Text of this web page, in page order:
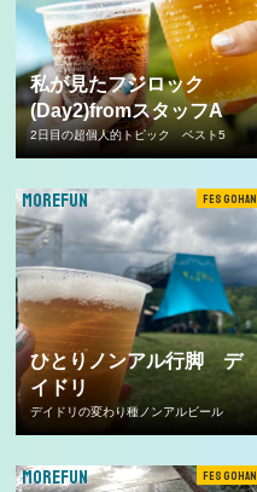
私が見たフジロック
(Day2)fromスタッフA
2日目の超個人的トピック ベスト5
MOREFUN FES GOHAN
ひとりノンアル行脚 デ
イドリ
デイドリの変わり種ノンアルビール
MOREFUN FES GOHAN